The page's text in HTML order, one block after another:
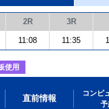
2R 3R
11:08 11:35
使用
直前情報
コンピ
予